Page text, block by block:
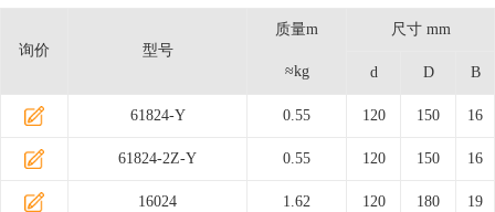
询价 型号
质量m
≈kg
尺寸 mm
d D B
61824-Y 0.55 120 150 16
61824-2Z-Y 0.55 120 150 16
16024 1.62 120 180 19